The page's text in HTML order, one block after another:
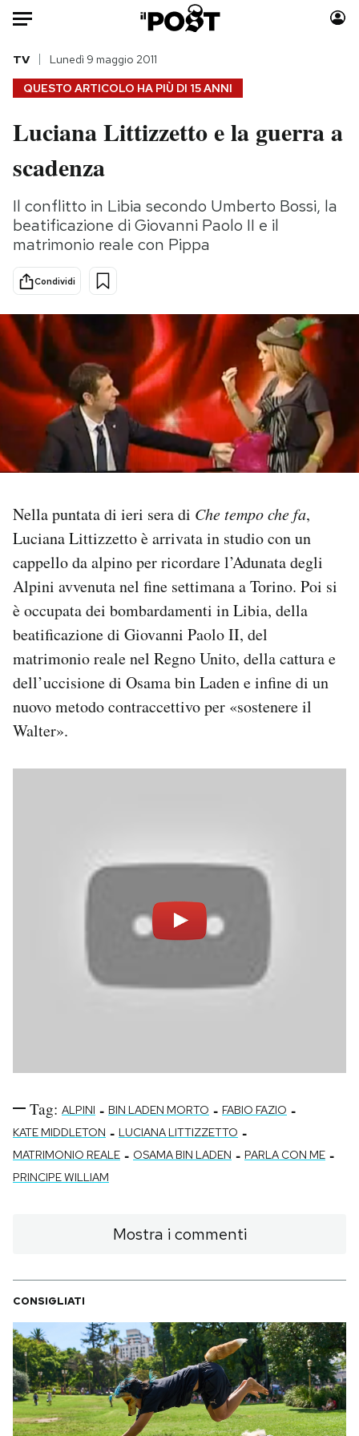
HOME
Italia
Politica
Tecnologia
Internet
Scienza
Cultura
Economia
Sport
Moda
Storie/Idee
Ok Boomer!
Media
Mondiali calcio 2026
PODCAST
NEWSLETTER
AREA PERSONALE
Area Personale
Newsletter
Notifiche mobile
Hai bisogno di aiuto?
QUESTO ARTICOLO HA PIÙ DI 15 ANNI
TV Lunedì 9 maggio 2011
Luciana Littizzetto e la guerra a
scadenza
Il conflitto in Libia secondo Umberto Bossi, la
beatificazione di Giovanni Paolo II e il
matrimonio reale con Pippa
Condividi
Nella puntata di ieri sera di Che tempo che fa,
Luciana Littizzetto è arrivata in studio con un
cappello da alpino per ricordare l’Adunata degli
Alpini avvenuta nel fine settimana a Torino. Poi si
è occupata dei bombardamenti in Libia, della
beatificazione di Giovanni Paolo II, del
matrimonio reale nel Regno Unito, della cattura e
dell’uccisione di Osama bin Laden e infine di un
nuovo metodo contraccettivo per «sostenere il
Walter».
Tag: ALPINI - BIN LADEN MORTO - FABIO FAZIO -
KATE MIDDLETON - LUCIANA LITTIZZETTO -
MATRIMONIO REALE - OSAMA BIN LADEN - PARLA CON ME -
PRINCIPE WILLIAM
Mostra i commenti
CONSIGLIATI